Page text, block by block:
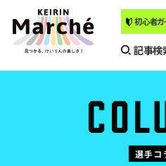
初心者ガ
記事検
選手コ